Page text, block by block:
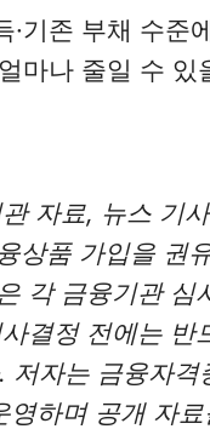
기존 부채 수준
마나 줄일 수 있
자료, 뉴스 기
상품 가입을 권
각 금융기관 심
결정 전에는 반
저자는 금융자
하며 공개 자